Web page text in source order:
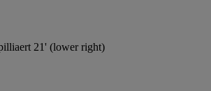
21' (lower right)